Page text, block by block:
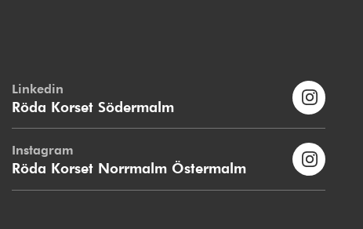
Linkedin
Röda Korset Södermalm
Instagram
Röda Korset Norrmalm Östermalm